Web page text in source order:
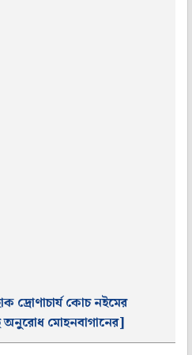
দ্রোণাচার্য কোচ নইমের
অনুরোধ মোহনবাগানের]